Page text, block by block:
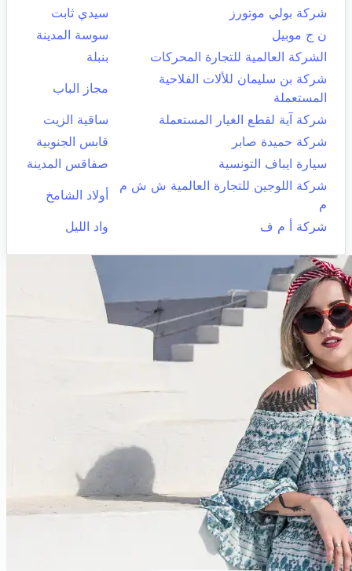
شركة بولي موتورز
سيدي ثابت
ن ج موبيل
سوسة المدينة
الشركة العالمية للتجارة المحركات
بنبلة
شركة بن سليمان للألات الفلاحية
المستعملة
مجاز الباب
شركة آية لقطع الغيار المستعملة
ساقية الزيت
شركة حميدة صابر
قابس الجنوبية
سيارة ايباف التونسية
صفاقس المدينة
شركة اللوجين للتجارة العالمية ش ش م
م
أولاد الشامخ
شركة أ م ف واد الليل